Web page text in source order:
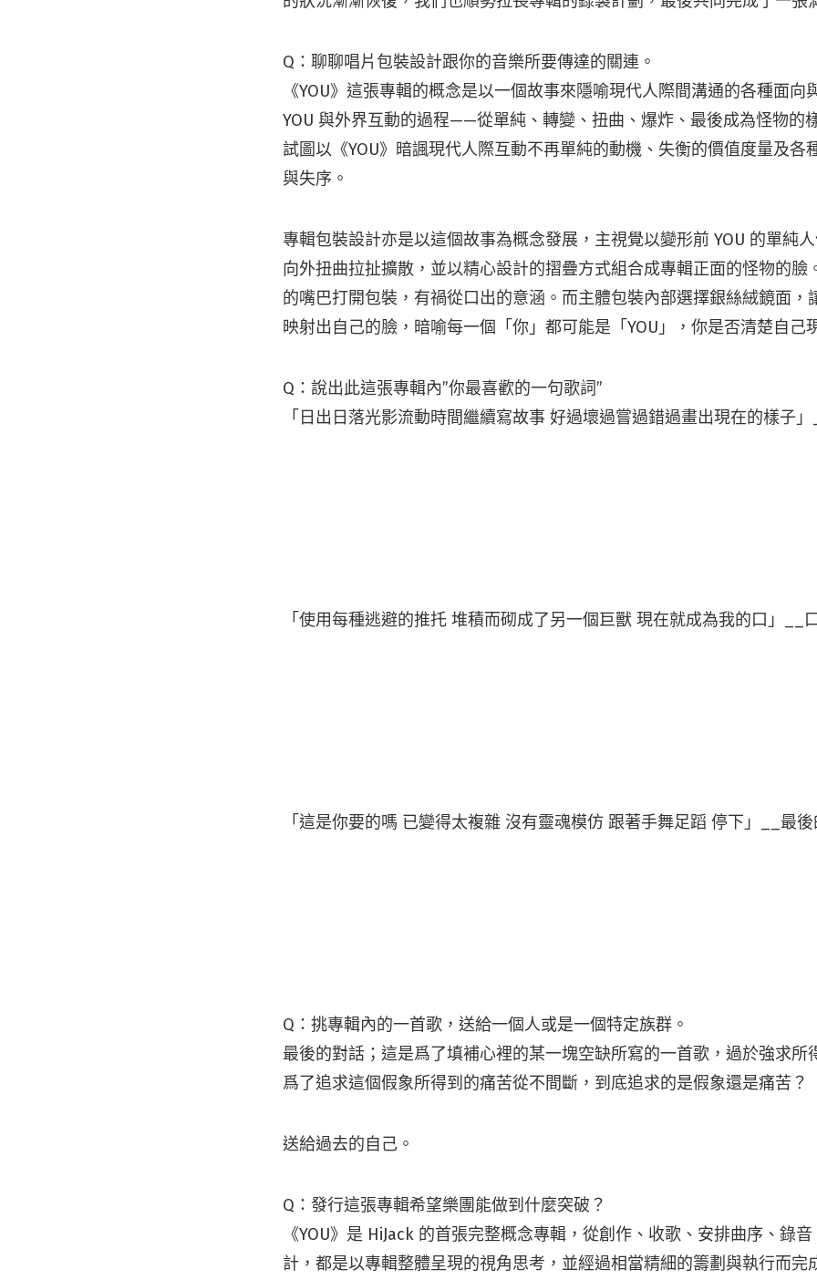
Q：聊聊唱片包裝設計跟你的音樂所要傳達的關連。
《YOU》這張專輯的概念是以一個故事來隱喻現代人際間溝通的各種面向
YOU 與外界互動的過程——從單純、轉變、扭曲、爆炸、最後成為怪物的
試圖以《YOU》暗諷現代人際互動不再單純的動機、失衡的價值度量及各
與失序。
專輯包裝設計亦是以這個故事為概念發展，主視覺以變形前 YOU 的單純
向外扭曲拉扯擴散，並以精心設計的摺疊方式組合成專輯正面的怪物的臉
的嘴巴打開包裝，有禍從口出的意涵。而主體包裝內部選擇銀絲絨鏡面，
映射出自己的臉，暗喻每一個「你」都可能是「YOU」，你是否清楚自己
Q：說出此這張專輯內”你最喜歡的一句歌詞”
「日出日落光影流動時間繼續寫故事 好過壞過嘗過錯過畫出現在的樣子」
「使用每種逃避的推托 堆積而砌成了另一個巨獸 現在就成為我的口」__口
「這是你要的嗎 已變得太複雜 沒有靈魂模仿 跟著手舞足蹈 停下」__最
Q：挑專輯內的一首歌，送給一個人或是一個特定族群。
最後的對話；這是爲了填補心裡的某一塊空缺所寫的一首歌，過於強求所
爲了追求這個假象所得到的痛苦從不間斷，到底追求的是假象還是痛苦？
送給過去的自己。
Q：發行這張專輯希望樂團能做到什麼突破？
《YOU》是 HiJack 的首張完整概念專輯，從創作、收歌、安排曲序、錄
計，都是以專輯整體呈現的視角思考，並經過相當精細的籌劃與執行而完